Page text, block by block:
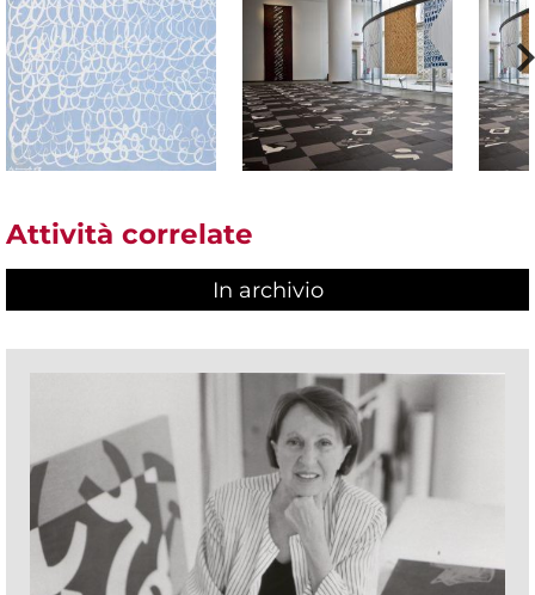
Attività correlate
In archivio